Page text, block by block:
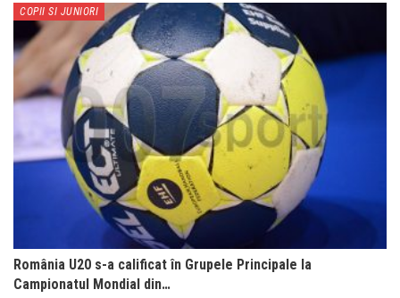
COPII SI JUNIORI
România U20 s-a calificat în Grupele Principale la
Campionatul Mondial din…